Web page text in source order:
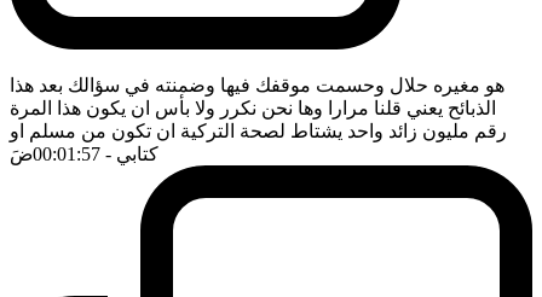
هو مغيره حلال وحسمت موقفك فيها وضمنته في سؤالك بعد هذا
الذبائح يعني قلنا مرارا وها نحن نكرر ولا بأس ان يكون هذا المرة
رقم مليون زائد واحد يشتاط لصحة التركية ان تكون من مسلم او
كتابي - 00:01:57 ضَ